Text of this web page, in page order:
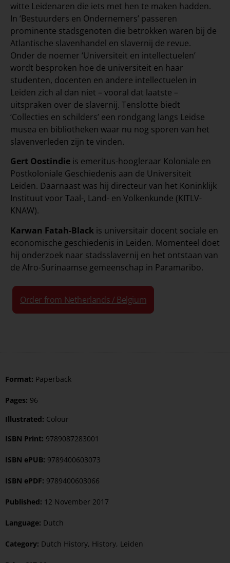
witte Leidenaren die iets met hen te maken hadden.
In ‘Bestuurders en Ondernemers’ passeren
prominente stadsgenoten die betrokken waren bij de
Atlantische slavenhandel en slavernij de revue.
Onder de noemer ‘Universiteit en intellectuelen’
wordt besproken hoe de universiteit en haar
studenten, docenten en andere intellectuelen in
Leiden zich al dan niet – vooral dat laatste –
uitspraken over de slavernij. Tenslotte biedt
‘Collecties en schilders’ een rondgang langs Leidse
musea en bibliotheken waar nu nog sporen van het
slavenverleden zijn te vinden.
Gert Oostindie is emeritus-hoogleraar Koloniale en
Postkoloniale Geschiedenis aan de Universiteit
Leiden. Daarnaast was hij directeur van het Koninklijk
Instituut voor Taal-, Land- en Volkenkunde (KITLV-
KNAW).
Karwan Fatah-Black is universitair docent sociale en
economische geschiedenis in Leiden. Momenteel doet
hij onderzoek naar stadsslavernij en het ontstaan van
de Afro-Surinaamse gemeenschap in Paramaribo.
Order from Netherlands / Belgium
Format: Paperback
Pages: 96
Illustrated: Colour
ISBN Print: 9789087283001
ISBN ePUB: 9789400603073
ISBN ePDF: 9789400603066
Published: 12 November 2017
Language: Dutch
Category: Dutch History, History, Leiden